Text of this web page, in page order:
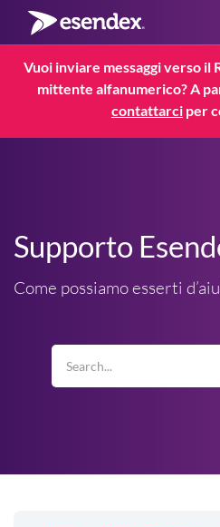
Servizi
Risorse
Service Status
Vuoi inviare messaggi verso il
mittente alfanumerico? A
contattarci per
Supporto
Come possiamo esserti